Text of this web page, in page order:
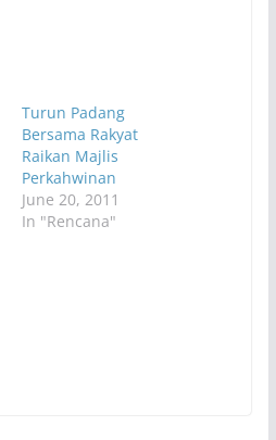
Turun Padang
Bersama Rakyat
Raikan Majlis
Perkahwinan
June 20, 2011
In "Rencana"